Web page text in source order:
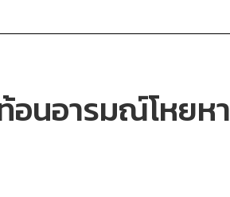
นอารมณ์โหยหา